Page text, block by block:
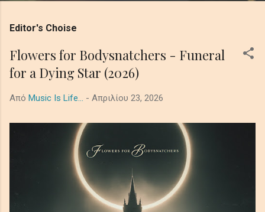
Editor's Choise
Flowers for Bodysnatchers - Funeral
for a Dying Star (2026)
Από Music Is Life... - Απριλίου 23, 2026